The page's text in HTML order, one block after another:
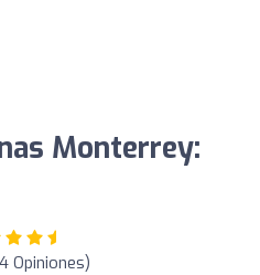
Monterrey:
Opiniones)